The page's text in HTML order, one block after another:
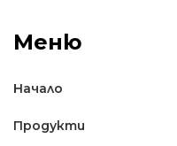
Меню
Начало
Продукти